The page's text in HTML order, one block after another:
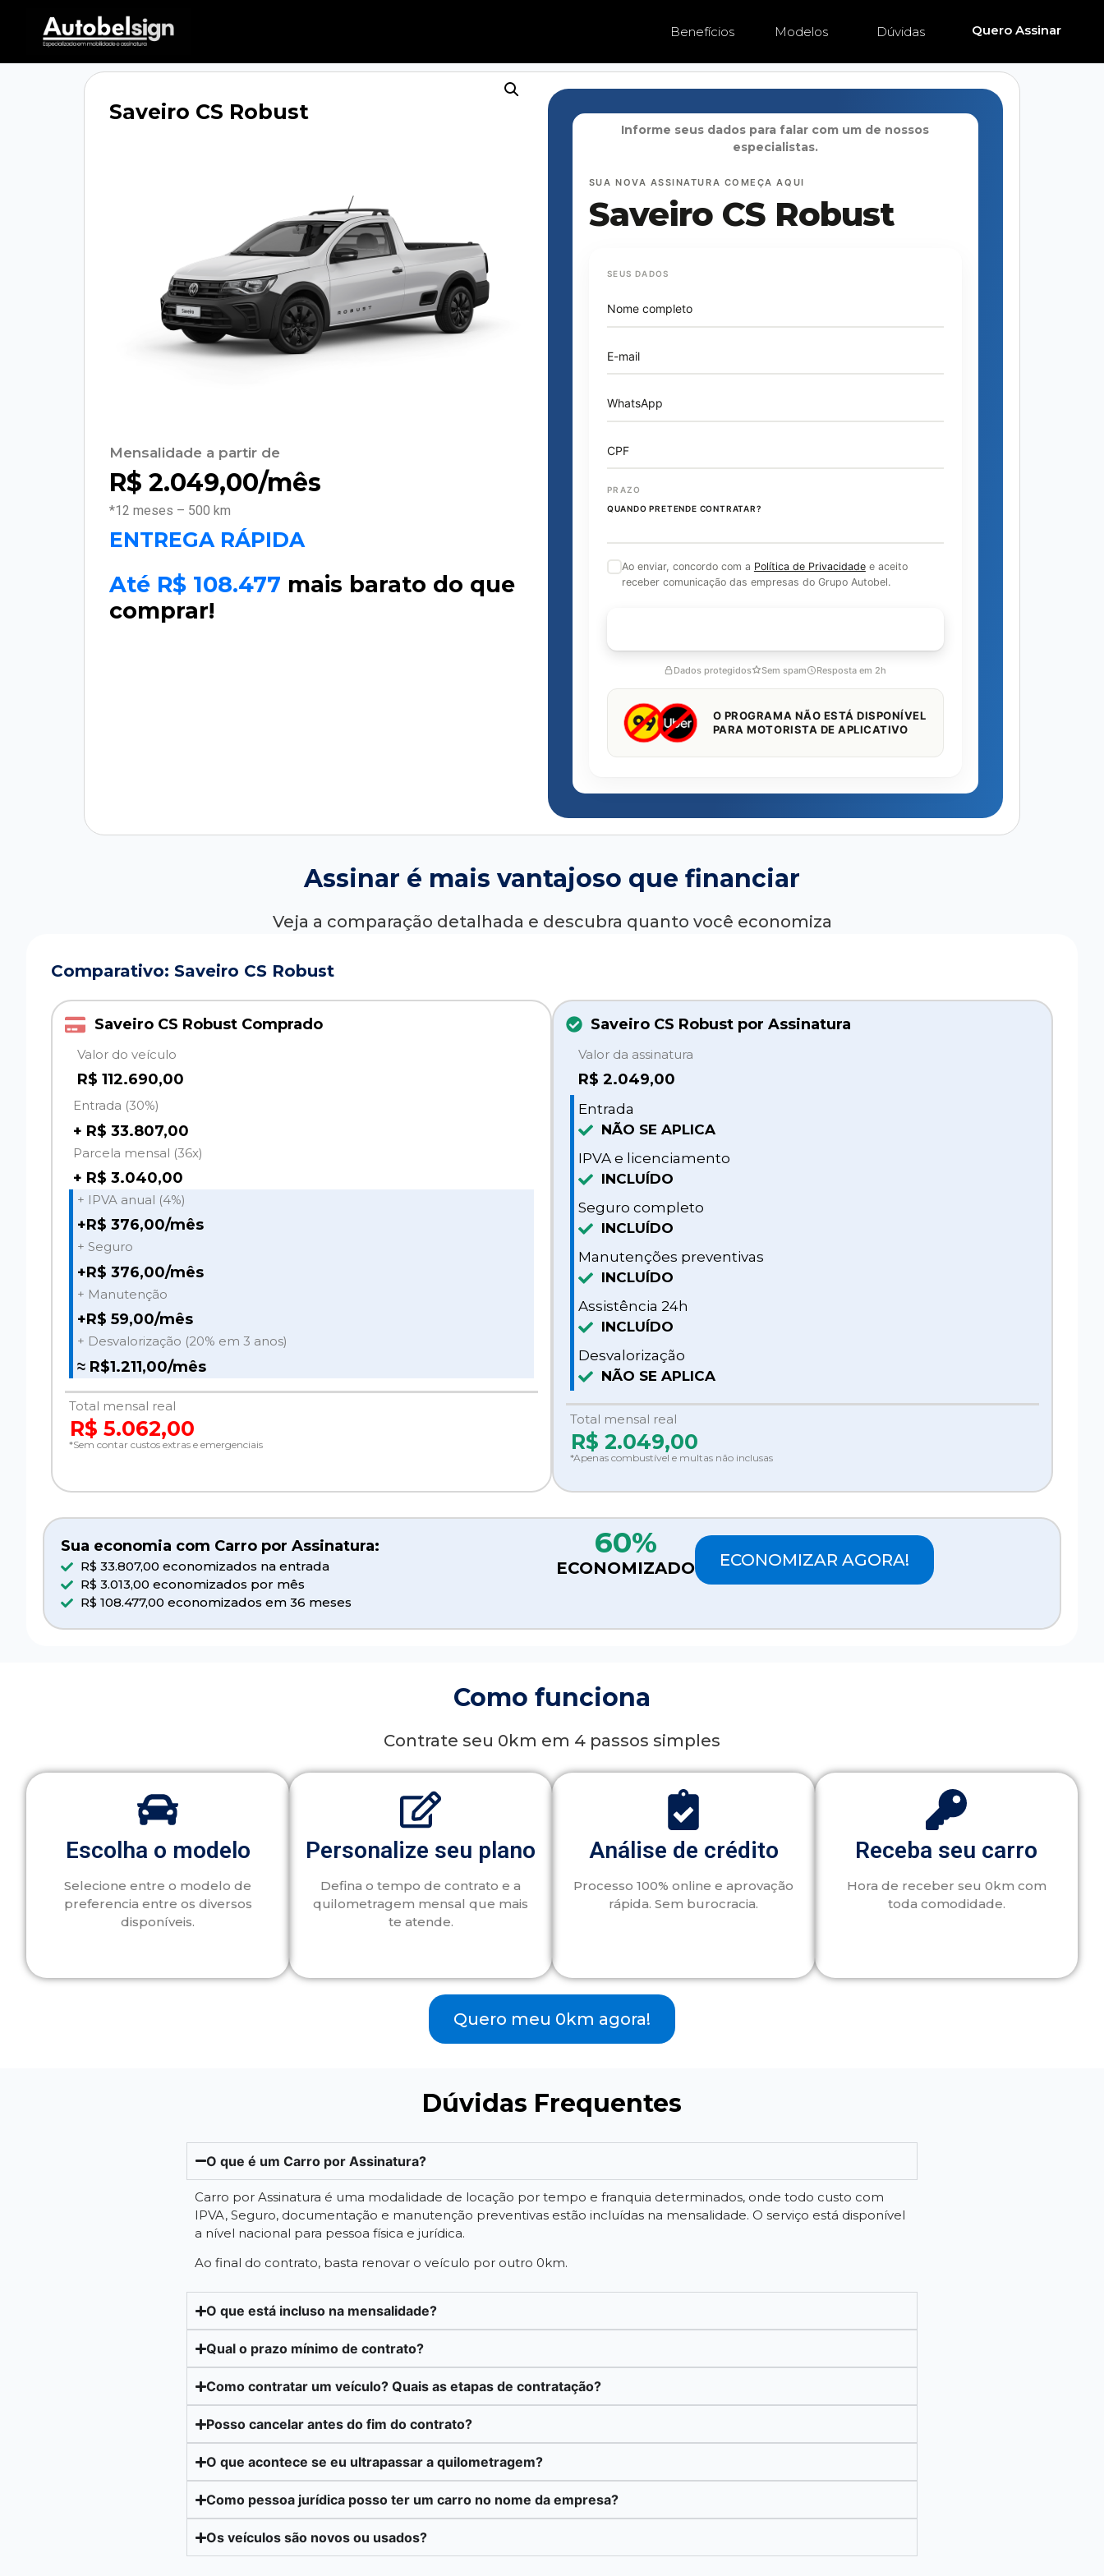
Benefícios Modelos Dúvidas Quero Assinar
Saveiro CS Robust
Mensalidade a partir de
R$ 2.049,00/mês
*12 meses – 500 km
ENTREGA RÁPIDA
Até R$ 108.477 mais barato do que
comprar!
Informe seus dados para falar com um de nossos
especialistas.
SUA NOVA ASSINATURA COMEÇA AQUI
Saveiro CS Robust
SEUS DADOS
Nome completo
E-mail
WhatsApp
CPF
PRAZO
QUANDO PRETENDE CONTRATAR?
Ao enviar, concordo com a Política de Privacidadee aceito
receber comunicação das empresas do Grupo Autobel.
Dados protegidos Sem spam Resposta em 2h
O PROGRAMA NÃO ESTÁ DISPONÍVEL
PARA MOTORISTA DE APLICATIVO
Assinar é mais vantajoso que financiar
Veja a comparação detalhada e descubra quanto você economiza
Comparativo: Saveiro CS Robust
Saveiro CS Robust Comprado
Valor do veículo
R$ 112.690,00
Entrada (30%)
+ R$ 33.807,00
Parcela mensal (36x)
+ R$ 3.040,00
+ IPVA anual (4%)
+R$ 376,00/mês
+ Seguro
+R$ 376,00/mês
+ Manutenção
+R$ 59,00/mês
+ Desvalorização (20% em 3 anos)
≈ R$1.211,00/mês
Total mensal real
R$ 5.062,00
*Sem contar custos extras e emergenciais
Saveiro CS Robust por Assinatura
Valor da assinatura
R$ 2.049,00
Entrada
NÃO SE APLICA
IPVA e licenciamento
INCLUÍDO
Seguro completo
INCLUÍDO
Manutenções preventivas
INCLUÍDO
Assistência 24h
INCLUÍDO
Desvalorização
NÃO SE APLICA
Total mensal real
R$ 2.049,00
*Apenas combustível e multas não inclusas
Sua economia com Carro por Assinatura:
R$ 33.807,00 economizados na entrada
R$ 3.013,00 economizados por mês
R$ 108.477,00 economizados em 36 meses
60%
ECONOMIZADO ECONOMIZAR AGORA!
Como funciona
Contrate seu 0km em 4 passos simples
Escolha o modelo
Selecione entre o modelo de
preferencia entre os diversos
disponíveis.
Personalize seu plano
Defina o tempo de contrato e a
quilometragem mensal que mais
te atende.
Análise de crédito
Processo 100% online e aprovação
rápida. Sem burocracia.
Receba seu carro
Hora de receber seu 0km com
toda comodidade.
Quero meu 0km agora!
Dúvidas Frequentes
O que é um Carro por Assinatura?
Carro por Assinatura é uma modalidade de locação por tempo e franquia determinados, onde todo custo com
IPVA, Seguro, documentação e manutenção preventivas estão incluídas na mensalidade. O serviço está disponível
a nível nacional para pessoa física e jurídica.
Ao final do contrato, basta renovar o veículo por outro 0km.
O que está incluso na mensalidade?
Qual o prazo mínimo de contrato?
Como contratar um veículo? Quais as etapas de contratação?
Posso cancelar antes do fim do contrato?
O que acontece se eu ultrapassar a quilometragem?
Como pessoa jurídica posso ter um carro no nome da empresa?
Os veículos são novos ou usados?